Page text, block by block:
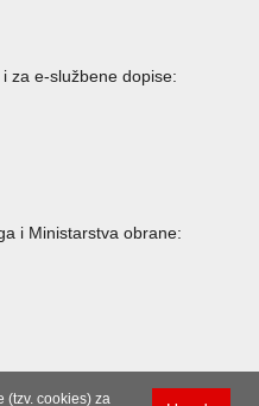
za e-službene dopise:
i Ministarstva obrane:
(tzv. cookies) za